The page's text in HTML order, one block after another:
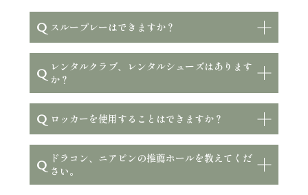
Q スループレーはできますか？
Q レンタルクラブ、レンタルシューズはあります
か？
Q ロッカーを使用することはできますか？
Q ドラコン、ニアピンの推薦ホールを教えてくだ
さい。